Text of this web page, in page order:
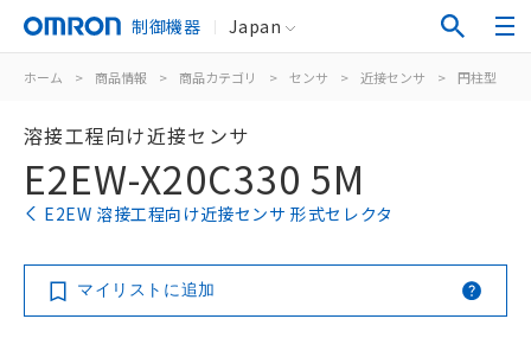
制御機器 Japan
ホーム > 商品情報 > 商品カテゴリ > センサ > 近接センサ > 円柱型
溶接工程向け近接センサ
E2EW-X20C330 5M
E2EW 溶接工程向け近接センサ 形式セレクタ
マイリストに追加